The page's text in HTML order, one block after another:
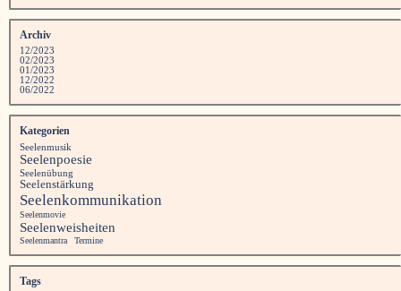
Archiv
12/2023
02/2023
01/2023
12/2022
06/2022
Kategorien
Seelenmusik
Seelenpoesie
Seelenübung
Seelenstärkung
Seelenkommunikation
Seelenmovie
Seelenweisheiten
Seelenmantra Termine
Tags